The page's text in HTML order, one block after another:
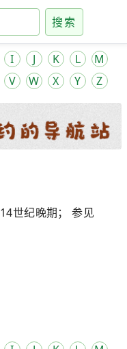
搜索
I J K L
M
V W X Y Z
世纪晚期； 参见